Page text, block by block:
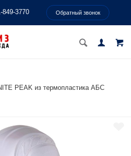
849-3770 Обратный звонок
PEAK из термопластика AБС